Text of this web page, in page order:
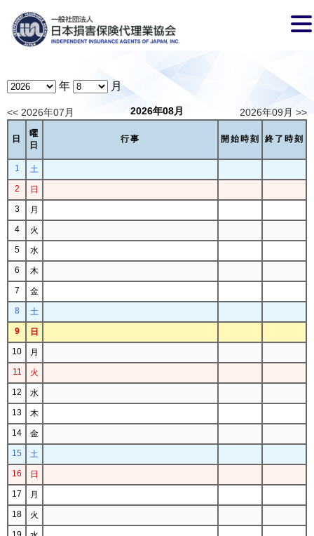
年 月
<< 2026年07月 2026年09月 >>
2026年08月
日
曜
日
行事 開始時刻 終了時刻
1
土
2
日
3
月
4
火
5
水
6
木
7
金
8
土
9
日
10
月
11
火
12
水
13
木
14
金
15
土
16
日
17
月
18
火